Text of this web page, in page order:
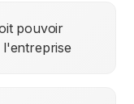
pouvoir
l'entreprise